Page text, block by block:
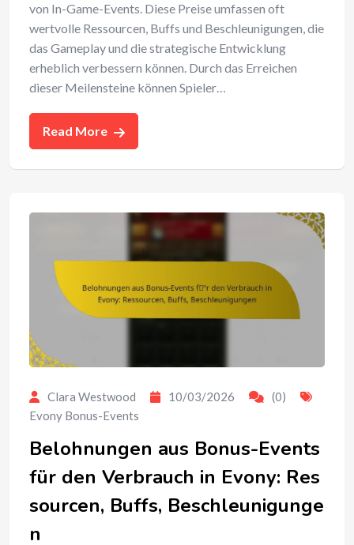
von In-Game-Events. Diese Preise umfassen oft
wertvolle Ressourcen, Buffs und Beschleunigungen, die
das Gameplay und die strategische Entwicklung
erheblich verbessern können. Durch das Erreichen
dieser Meilensteine können Spieler…
Read More
Clara Westwood 10/03/2026
(0)
Evony Bonus-Events
Belohnungen aus Bonus-Events
für den Verbrauch in Evony: Res
sourcen, Buffs, Beschleunigunge
n